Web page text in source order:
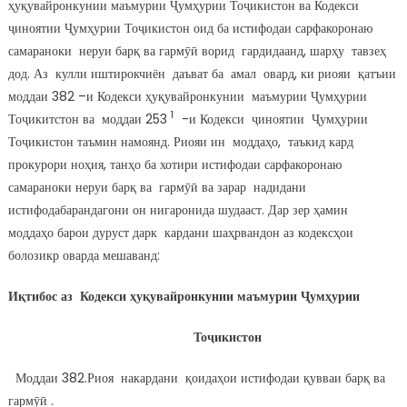
ҳуқувайронкунии маъмурии Ҷумҳурии Тоҷикистон ва Кодекси
ҷиноятии Ҷумҳурии Тоҷикистон оид ба истифодаи сарфакоронаю
самараноки неруи барқ ва гармӯӣ ворид гардидаанд, шарҳу тавзеҳ
дод. Аз кулли иштирокчиён даъват ба амал овард, ки риояи қатъии
моддаи 382 –и Кодекси ҳуқувайронкунии маъмурии Ҷумҳурии
Тоҷикитстон ва моддаи 253 1 -и Кодекси ҷиноятии Ҷумҳурии
Тоҷикистон таъмин намоянд. Риояи ин моддаҳо, таъкид кард
прокурори ноҳия, танҳо ба хотири истифодаи сарфакоронаю
самараноки неруи барқ ва гармӯӣ ва зарар надидани
истифодабарандагони он нигаронида шудааст. Дар зер ҳамин
моддаҳо барои дуруст дарк кардани шаҳрвандон аз кодексҳои
болозикр оварда мешаванд:
Иқтибос аз Кодекси ҳуқувайронкунии маъмурии Ҷумҳурии
Тоҷикистон
Моддаи 382.Риоя накардани қоидаҳои истифодаи қувваи барқ ва
гармӯӣ .